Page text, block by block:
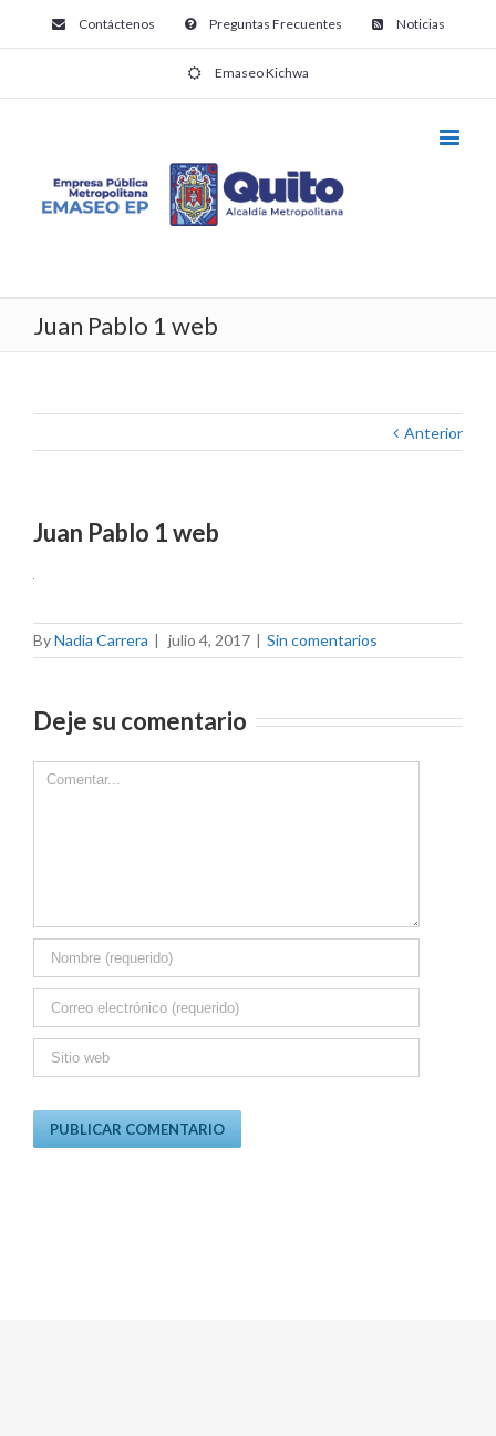
Contáctenos Preguntas Frecuentes Noticias
Emaseo Kichwa
Juan Pablo 1 web
Anterior
Juan Pablo 1 web
ByNadia Carrera | julio 4, 2017 | Sin comentarios
Deje su comentario
Comment